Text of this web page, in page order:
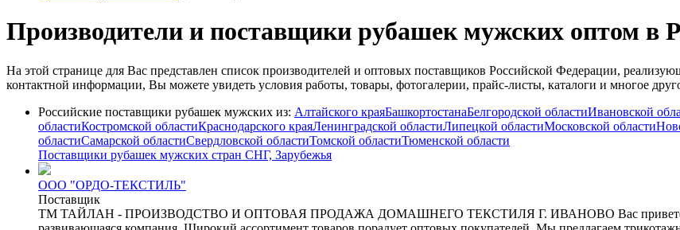
Производители и поставщики рубашек мужских оптом в
На этой странице для Вас представлен список производителей и оптовых поставщиков Российской Федерации,
контактной информации, Вы можете увидеть условия работы, товары, фотогалерии, прайс-листы, каталоги и многое
Российские поставщики рубашек мужских из: Алтайского краяБашкортостанаБелгородской областиИвановской
областиКостромской областиКраснодарского краяЛенинградской областиЛипецкой областиМосковской области
областиСамарской областиСвердловской областиТомской областиТюменской области
Поставщики рубашек мужских стран СНГ, Зарубежья
ООО "ОРДО-ТЕКСТИЛЬ"
Поставщик
ТМ ТАЙЛАН - ПРОИЗВОДСТВО И ОПТОВАЯ ПРОДАЖА ДОМАШНЕГО ТЕКСТИЛЯ Г. ИВАНОВО Вас